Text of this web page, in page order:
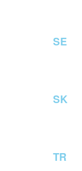
SE
SK
TR